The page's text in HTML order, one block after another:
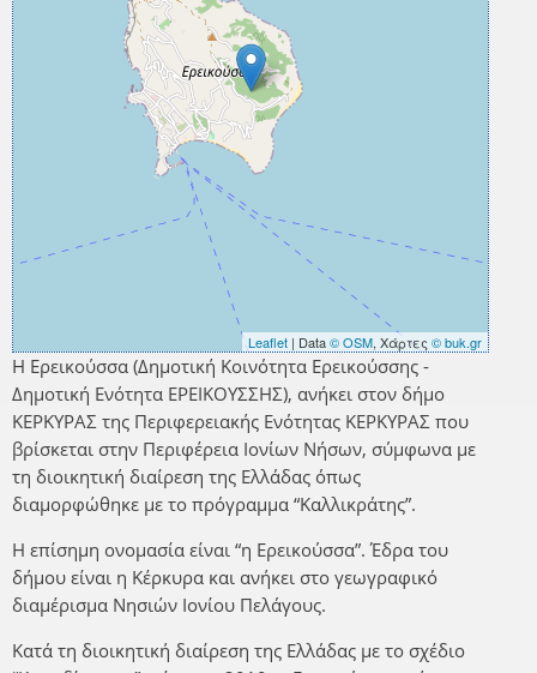
Leaflet | Data© OSM, Χάρτες © buk.gr
Η Ερεικούσσα (Δημοτική Κοινότητα Ερεικούσσης -
Δημοτική Ενότητα ΕΡΕΙΚΟΥΣΣΗΣ), ανήκει στον δήμο
ΚΕΡΚΥΡΑΣ της Περιφερειακής Ενότητας ΚΕΡΚΥΡΑΣ που
βρίσκεται στην Περιφέρεια Ιονίων Νήσων, σύμφωνα με
τη διοικητική διαίρεση της Ελλάδας όπως
διαμορφώθηκε με το πρόγραμμα “Καλλικράτης”.
Η επίσημη ονομασία είναι “η Ερεικούσσα”. Έδρα του
δήμου είναι η Κέρκυρα και ανήκει στο γεωγραφικό
διαμέρισμα Νησιών Ιονίου Πελάγους.
Κατά τη διοικητική διαίρεση της Ελλάδας με το σχέδιο